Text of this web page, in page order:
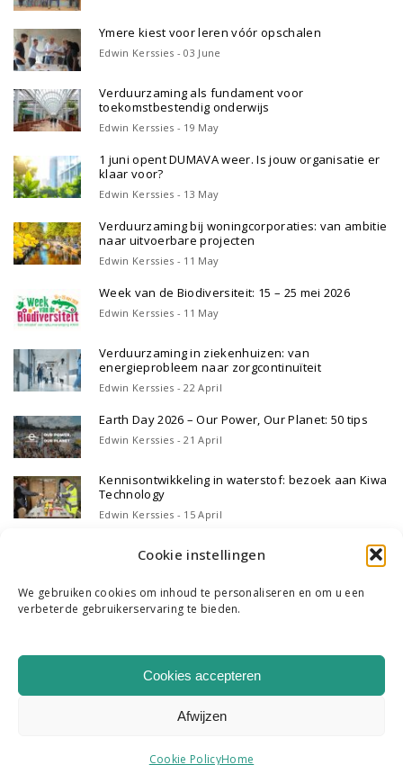
Cookie instellingen
We gebruiken cookies om inhoud te personaliseren en om u een
verbeterde gebruikerservaring te bieden.
Cookies accepteren
Afwijzen
Cookie PolicyHome
Ymere kiest voor leren vóór opschalen
Edwin Kerssies - 03 June
Verduurzaming als fundament voor
toekomstbestendig onderwijs
Edwin Kerssies - 19 May
1 juni opent DUMAVA weer. Is jouw organisatie er
klaar voor?
Edwin Kerssies - 13 May
Verduurzaming bij woningcorporaties: van ambitie
naar uitvoerbare projecten
Edwin Kerssies - 11 May
Week van de Biodiversiteit: 15 – 25 mei 2026
Edwin Kerssies - 11 May
Verduurzaming in ziekenhuizen: van
energieprobleem naar zorgcontinuïteit
Edwin Kerssies - 22 April
Earth Day 2026 – Our Power, Our Planet: 50 tips
Edwin Kerssies - 21 April
Kennisontwikkeling in waterstof: bezoek aan Kiwa
Technology
Edwin Kerssies - 15 April
WIE WE ZIJN ONS TEAM